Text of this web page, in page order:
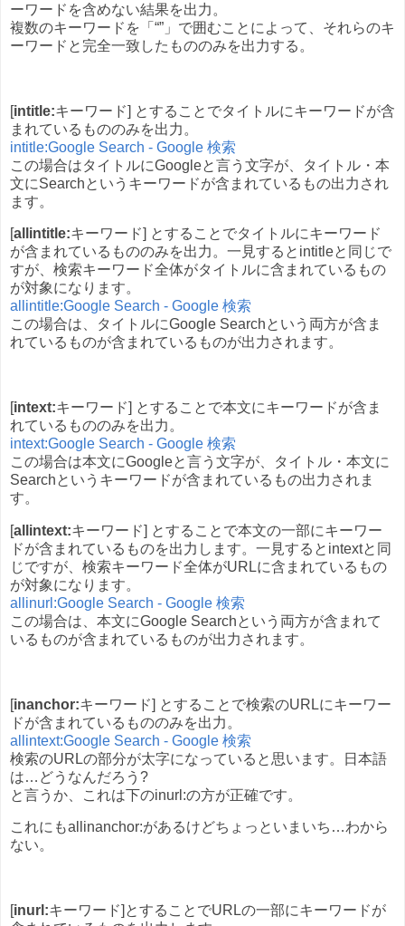
ーワードを含めない結果を出力。
複数のキーワードを「“”」で囲むことによって、それらのキ
ーワードと完全一致したもののみを出力する。
[intitle:キーワード] とすることでタイトルにキーワードが含
まれているもののみを出力。
intitle:Google Search - Google 検索
この場合はタイトルにGoogleと言う文字が、タイトル・本
文にSearchというキーワードが含まれているもの出力され
ます。
allintitle:キーワード] とすることでタイトルにキーワード
が含まれているもののみを出力。一見するとintitleと同じで
すが、検索キーワード全体がタイトルに含まれているもの
が対象になります。
allintitle:Google Search - Google 検索
この場合は、タイトルにGoogle Searchという両方が含ま
れているものが含まれているものが出力されます。
[intext:キーワード] とすることで本文にキーワードが含ま
れているもののみを出力。
intext:Google Search - Google 検索
この場合は本文にGoogleと言う文字が、タイトル・本文に
Searchというキーワードが含まれているもの出力されま
す。
[allintext:キーワード] とすることで本文の一部にキーワー
ドが含まれているものを出力します。一見するとintextと同
じですが、検索キーワード全体がURLに含まれているもの
が対象になります。
allinurl:Google Search - Google 検索
この場合は、本文にGoogle Searchという両方が含まれて
いるものが含まれているものが出力されます。
[inanchor:キーワード] とすることで検索のURLにキーワー
ドが含まれているもののみを出力。
allintext:Google Search - Google 検索
検索のURLの部分が太字になっていると思います。日本語
は…どうなんだろう?
と言うか、これは下のinurl:の方が正確です。
これにもallinanchor:があるけどちょっといまいち…わから
ない。
[inurl:キーワード]とすることでURLの一部にキーワードが